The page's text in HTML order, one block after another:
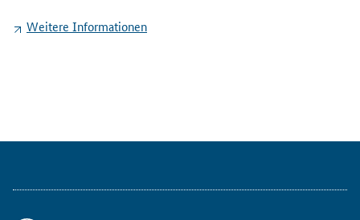
i
Weitere Informationen